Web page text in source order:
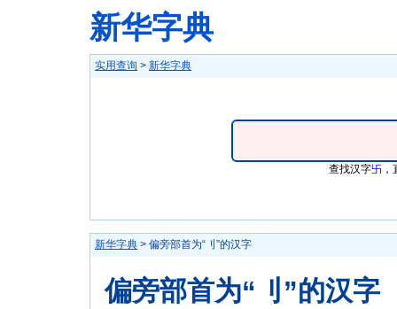
新华字典
实用查询 > 新华字典
查找汉字卐
新华字典 > 偏旁部首为“刂”的汉字
偏旁部首为“刂”的汉字